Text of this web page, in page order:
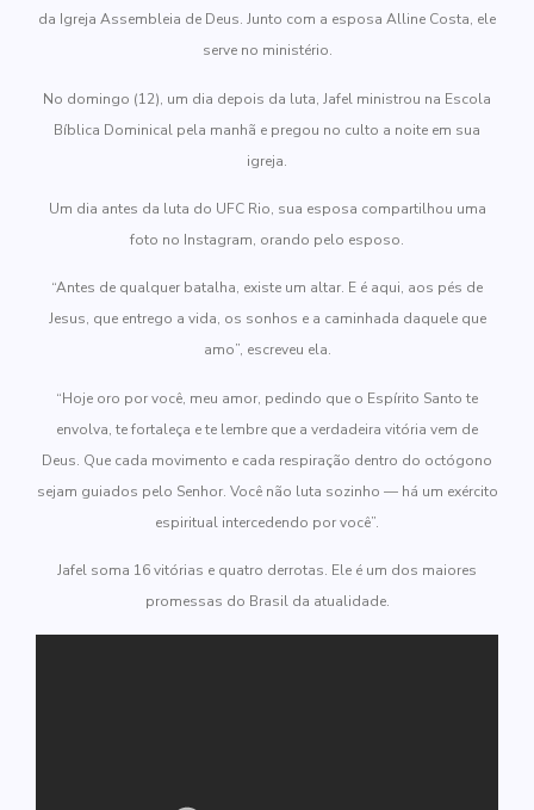
da Igreja Assembleia de Deus. Junto com a esposa Alline Costa, ele
serve no ministério.
No domingo (12), um dia depois da luta, Jafel ministrou na Escola
Bíblica Dominical pela manhã e pregou no culto a noite em sua
igreja.
Um dia antes da luta do UFC Rio, sua esposa compartilhou uma
foto no Instagram, orando pelo esposo.
“Antes de qualquer batalha, existe um altar. E é aqui, aos pés de
Jesus, que entrego a vida, os sonhos e a caminhada daquele que
amo”, escreveu ela.
“Hoje oro por você, meu amor, pedindo que o Espírito Santo te
envolva, te fortaleça e te lembre que a verdadeira vitória vem de
Deus. Que cada movimento e cada respiração dentro do octógono
sejam guiados pelo Senhor. Você não luta sozinho — há um exército
espiritual intercedendo por você”.
Jafel soma 16 vitórias e quatro derrotas. Ele é um dos maiores
promessas do Brasil da atualidade.